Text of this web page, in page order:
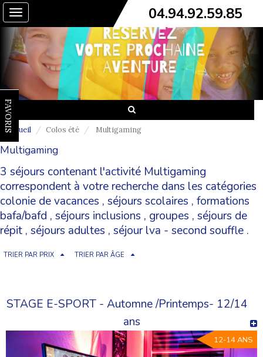
Toggle
navigation
04.94.92.59.85
FAVORIS
Accueil Colos été Multigaming
Multigaming
3 séjours contenant l'activité Multigaming
correspondent à votre recherche dans les catégories
colonie de vacances , séjours scolaires , formations
bafa/bafd , séjours inclusions , groupes , séjours de
répit , séjours adultes , séjour lva - second souffle .
TRIER PAR PRIX TRIER PAR ÂGE
STAGE E-SPORT - Automne /Printemps- 12/14
ans
12-14 ANS